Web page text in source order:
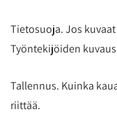
Tietosuoja. Jos
Työntekijöiden
Tallennus. Kuinka
riittää.